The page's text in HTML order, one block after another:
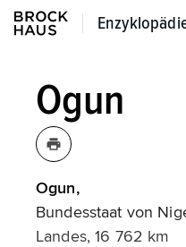
Ogun
Ogun,
Bundesstaat von
Landes, 16 762 km